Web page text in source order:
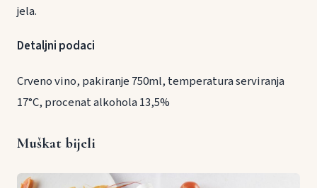
jela.
Detaljni podaci
Crveno vino, pakiranje 750ml, temperatura serviranja
17°C, procenat alkohola 13,5%
Muškat bijeli